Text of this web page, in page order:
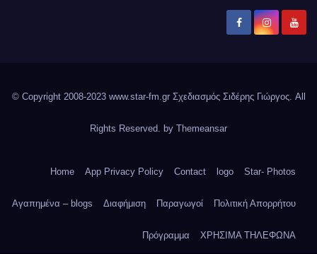
© Copyright 2008-2023 www.star-fm.gr Σχεδιασμός Σιδέρης Γιώργος. All
Rights Reserved. by Themeansar
Home App Privacy Policy Contact logo Star- Photos
Αγαπημένα – blogs Διαφήμιση Παραγωγοί Πολιτική Απορρήτου
Πρόγραμμα ΧΡΗΣΙΜΑ ΤΗΛΕΦΩΝΑ